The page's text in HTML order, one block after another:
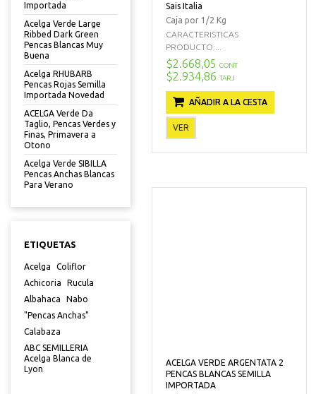
Importada
Acelga Verde Large
Ribbed Dark Green
Pencas Blancas Muy
Buena
Acelga RHUBARB
Pencas Rojas Semilla
Importada Novedad
ACELGA Verde Da
Taglio, Pencas Verdes y
Finas, Primavera a
Otono
Acelga Verde SIBILLA
Pencas Anchas Blancas
Para Verano
ETIQUETAS
Acelga
Coliflor
Achicoria
Rucula
Albahaca
Nabo
"Pencas Anchas"
Calabaza
ABC SEMILLERIA
Acelga Blanca de
Lyon
Sais Italia
Caja por 1/2 Kg
CARACTERISTICAS
PRODUCTO:...
$2.668,05 CONT
$2.934,86 TARJ
AÑADIR A LA CESTA
VER
ACELGA VERDE ARGENTATA 2
PENCAS BLANCAS SEMILLA
IMPORTADA